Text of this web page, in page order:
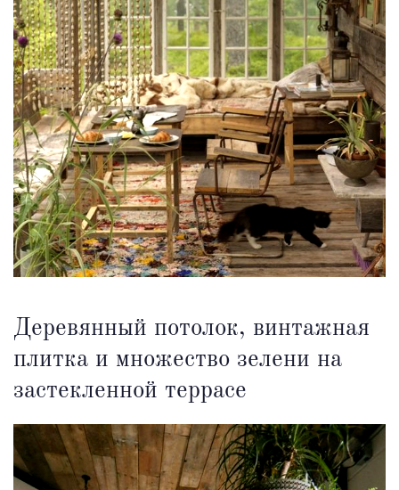
Деревянный потолок, винтажная
плитка и множество зелени на
застекленной террасе